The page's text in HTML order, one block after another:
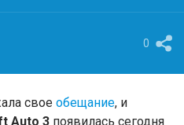
0
свое обещание, и
Auto 3 появилась сегодня